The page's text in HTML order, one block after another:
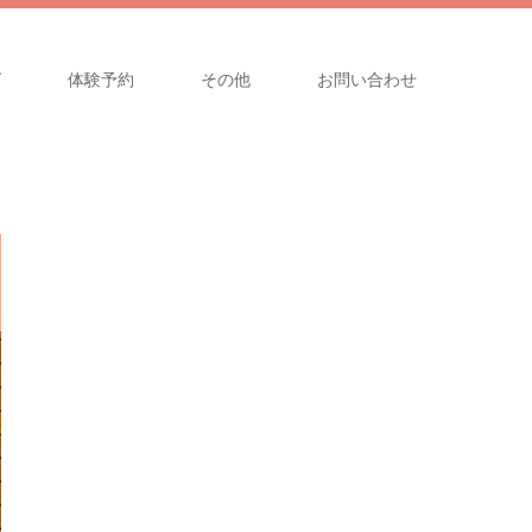
体験予約 その他 お問い合わせ